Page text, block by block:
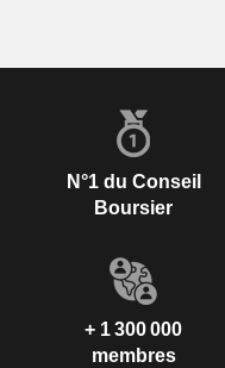
N°1 du Conseil
Boursier
+ 1 300 000
membres